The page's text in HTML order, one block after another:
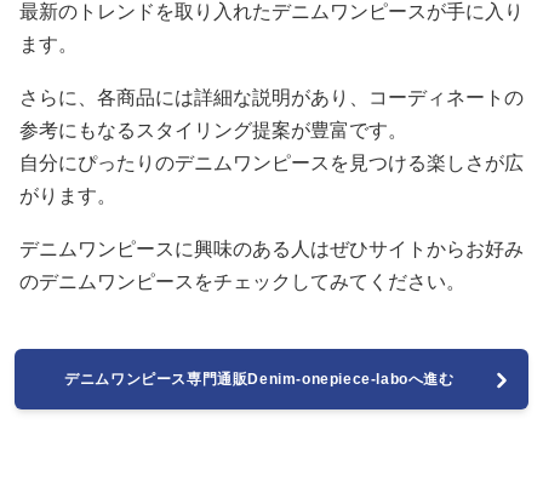
最新のトレンドを取り入れたデニムワンピースが手に入り
ます。
さらに、各商品には詳細な説明があり、コーディネートの
参考にもなるスタイリング提案が豊富です。
自分にぴったりのデニムワンピースを見つける楽しさが広
がります。
デニムワンピースに興味のある人はぜひサイトからお好み
のデニムワンピースをチェックしてみてください。
デニムワンピース専門通販Denim-onepiece-laboへ進む